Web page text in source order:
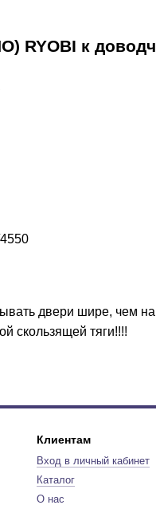
RYOBI к
двери шире, чем
скользящей тяги!!!!
Клиентам
Вход в личный кабинет
Каталог
О нас